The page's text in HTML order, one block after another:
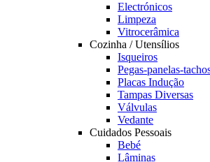
Electrónicos
Limpeza
Vitrocerâmica
Cozinha / Utensílios
Isqueiros
Pegas-panelas-
Placas Indução
Tampas Diversas
Válvulas
Vedante
Cuidados Pessoais
Bebé
Lâminas